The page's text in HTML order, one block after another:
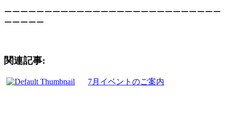
ーーーーーーーーーーーーーーーーーーーーーーーーーーー
ーーーーー
関連記事:
7月イベントのご案内